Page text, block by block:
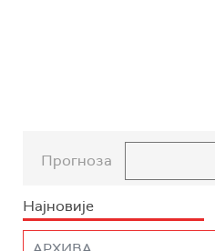
Прогноза
Најновије